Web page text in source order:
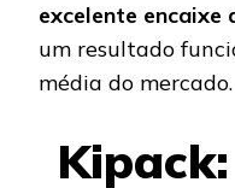
excelente encaixe
um resultado
média do mercado.